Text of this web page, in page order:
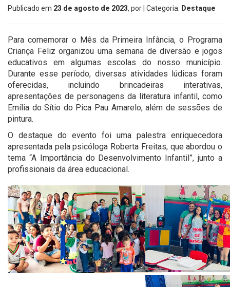
Publicado em 23 de agosto de 2023, por | Categoria: Destaque
Para comemorar o Mês da Primeira Infância, o Programa
Criança Feliz organizou uma semana de diversão e jogos
educativos em algumas escolas do nosso município.
Durante esse período, diversas atividades lúdicas foram
oferecidas, incluindo brincadeiras interativas,
apresentações de personagens da literatura infantil, como
Emília do Sítio do Pica Pau Amarelo, além de sessões de
pintura.
O destaque do evento foi uma palestra enriquecedora
apresentada pela psicóloga Roberta Freitas, que abordou o
tema “A Importância do Desenvolvimento Infantil”, junto a
profissionais da área educacional.